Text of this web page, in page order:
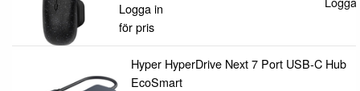
Logga in
för pris
Hyper HyperDrive Next 7 Port USB-C Hub
EcoSmart